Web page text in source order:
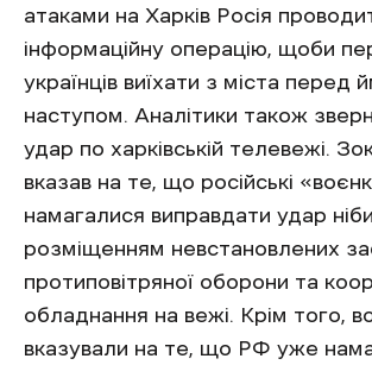
атаками на Харків Росія
інформаційну операцію, щоби
українців виїхати з міста перед
наступом. Аналітики також
удар по харківській телевежі.
вказав на те, що російські
намагалися виправдати удар
розміщенням невстановлених
протиповітряної оборони та
обладнання на вежі. Крім того,
вказували на те, що РФ уже